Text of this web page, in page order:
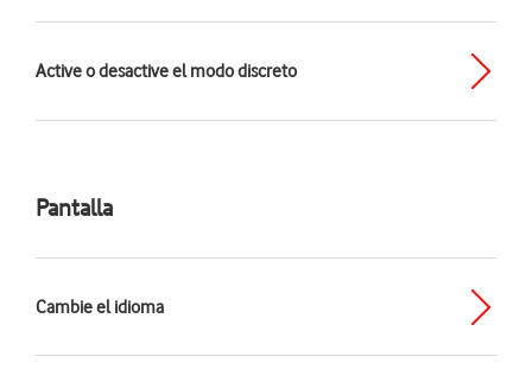
Active o desactive el modo discreto
Pantalla
Cambie el idioma